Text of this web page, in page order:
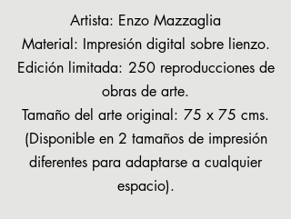
Artista: Enzo Mazzaglia
Material: Impresión digital sobre lienzo.
Edición limitada: 250 reproducciones de
obras de arte.
Tamaño del arte original: 75 x 75 cms.
(Disponible en 2 tamaños de impresión
diferentes para adaptarse a cualquier
espacio).